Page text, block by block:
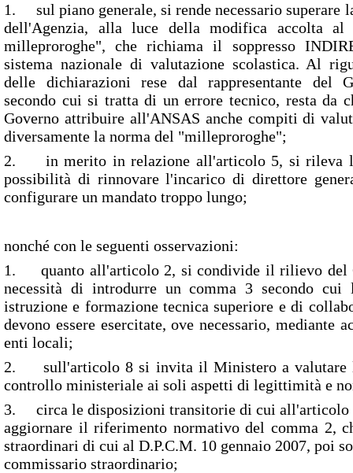
1. sul piano generale, si rende necessario superare
dell'Agenzia, alla luce della modifica accolta al
milleproroghe", che richiama il soppresso
sistema nazionale di valutazione scolastica. Al
delle dichiarazioni rese dal rappresentante del
secondo cui si tratta di un errore tecnico, resta da
Governo attribuire all'ANSAS anche compiti di
diversamente la norma del "milleproroghe";
2. in merito in relazione all'articolo 5, si rileva
possibilità di rinnovare l'incarico di direttore
configurare un mandato troppo lungo;
nonché con le seguenti osservazioni:
1. quanto all'articolo 2, si condivide il rilievo del
necessità di introdurre un comma 3 secondo
istruzione e formazione tecnica superiore e di
devono essere esercitate, ove necessario, mediante
enti locali;
2. sull'articolo 8 si invita il Ministero a valutare
controllo ministeriale ai soli aspetti di legittimità e
3. circa le disposizioni transitorie di cui all'articolo
aggiornare il riferimento normativo del comma 2,
straordinari di cui al D.P.C.M. 10 gennaio 2007, poi
commissario straordinario;